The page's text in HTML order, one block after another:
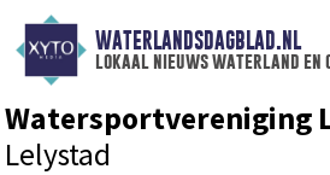
WATERLANDSDAGBLAD.NL
lokaal nieuws waterland en
Watersportvereniging
Lelystad